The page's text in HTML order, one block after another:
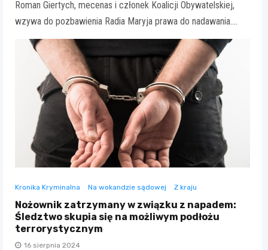
Roman Giertych, mecenas i członek Koalicji Obywatelskiej,
wzywa do pozbawienia Radia Maryja prawa do nadawania.…
Kronika Kryminalna Na wokandzie sądowej Z kraju
Nożownik zatrzymany w związku z napadem:
Śledztwo skupia się na możliwym podłożu
terrorystycznym
16 sierpnia 2024